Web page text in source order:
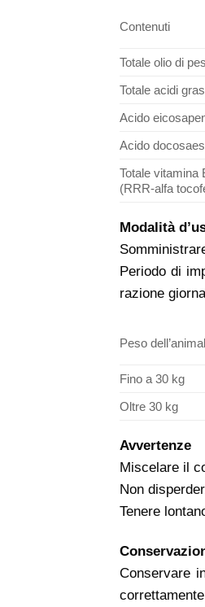
Contenuti
Totale olio di
Totale acidi
Acido
Acido
Totale vitamina
(RRR-alfa
Modalità
Periodo di
razione
Peso
Fino a 30 kg
Oltre 30 kg
Avvertenze
Miscelare il
Non
Tenere
Conservare